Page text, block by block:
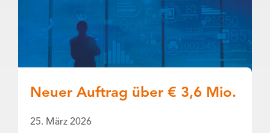
Neuer Auftrag über € 3,6 Mio.
25. März 2026